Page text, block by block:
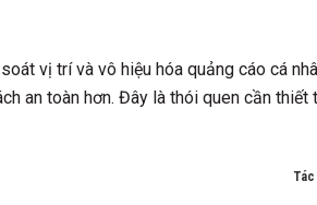
vị trí và vô hiệu hóa quảng cáo cá
an toàn hơn. Đây là thói quen cần thiết